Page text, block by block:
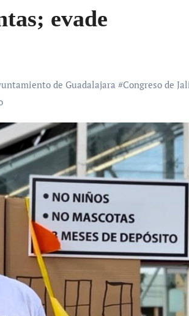
evade
de Guadalajara #Congreso de